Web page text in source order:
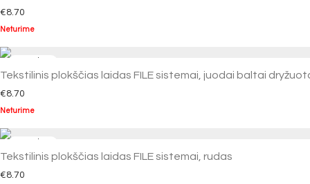
€8.70
Neturime
Tekstilinis plokščias laidas FILE sistemai, juodai baltai
€8.70
Neturime
Tekstilinis plokščias laidas FILE sistemai, rudas
€8.70